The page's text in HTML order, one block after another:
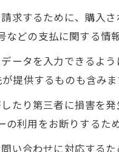
求するために、購入
などの支払に関する情
ータを入力できるよ
提供するものも含み
たり第三者に損害を
の利用をお断りする
い合わせに対応する